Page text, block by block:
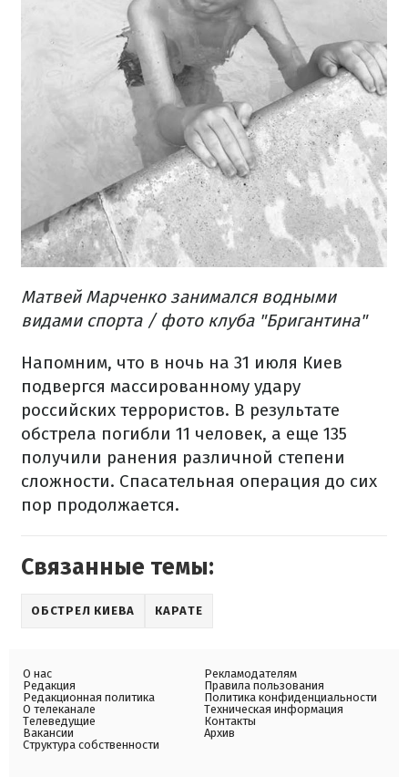
Матвей Марченко занимался водными
видами спорта / фото клуба "Бригантина"
Напомним, что в ночь на 31 июля Киев
подвергся массированному удару
российских террористов. В результате
обстрела погибли 11 человек, а еще 135
получили ранения различной степени
сложности. Спасательная операция до сих
пор продолжается.
Связанные темы:
ОБСТРЕЛ КИЕВА КАРАТЕ
О нас
Редакция
Редакционная политика
О телеканале
Телеведущие
Вакансии
Структура собственности
Рекламодателям
Правила пользования
Политика конфиденциальности
Техническая информация
Контакты
Архив